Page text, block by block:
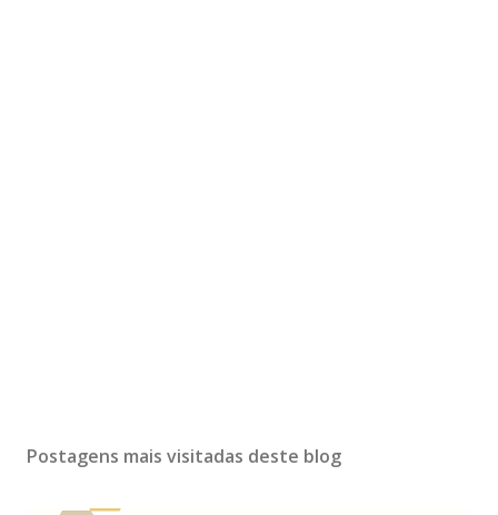
Postagens mais visitadas deste blog